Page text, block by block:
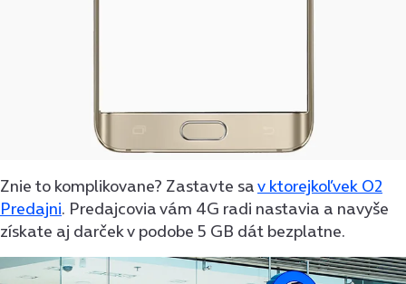
Znie to komplikovane? Zastavte sav ktorejkoľvek O2
Predajni. Predajcovia vám 4G radi nastavia a navyše
získate aj darček v podobe 5 GB dát bezplatne.